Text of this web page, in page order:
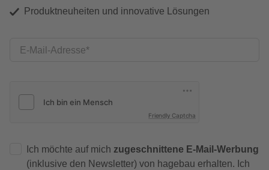
Produktneuheiten und innovative Lösungen
E-Mail-Adresse
Friendly Captcha
Ich möchte auf mich zugeschnittene E-Mail-Werbung
(inklusive den Newsletter) von hagebau erhalten. Ich